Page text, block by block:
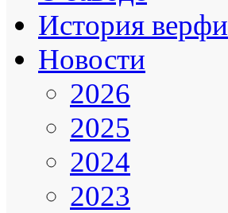
История верфи
Новости
2026
2025
2024
2023